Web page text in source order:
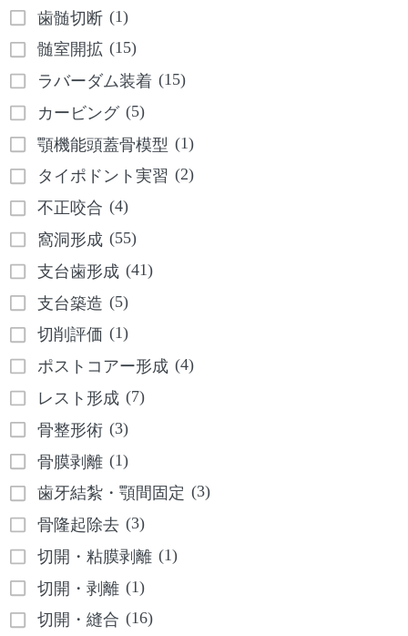
歯髄切断 (1)
髄室開拡 (15)
ラバーダム装着 (15)
カービング (5)
顎機能頭蓋骨模型 (1)
タイポドント実習 (2)
不正咬合 (4)
窩洞形成 (55)
支台歯形成 (41)
支台築造 (5)
切削評価 (1)
ポストコアー形成 (4)
レスト形成 (7)
骨整形術 (3)
骨膜剥離 (1)
歯牙結紮・顎間固定 (3)
骨隆起除去 (3)
切開・粘膜剥離 (1)
切開・剥離 (1)
切開・縫合 (16)